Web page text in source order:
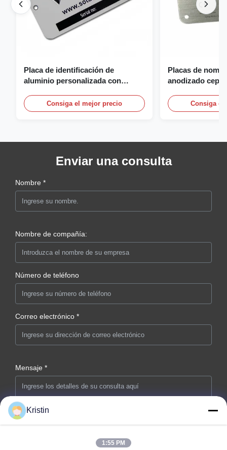
Placa de identificación de
aluminio personalizada con
Consiga el mejor precio
Placas de
anodizado
con logotipo
Consiga el
Enviar una consulta
Nombre *
Nombre de compañía:
Número de teléfono
Correo electrónico *
Mensaje *
Kristin
1:55 PM